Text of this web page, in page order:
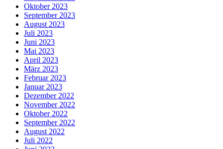
Oktober 2023
September 2023
August 2023
Juli 2023
Juni 2023
Mai 2023
April 2023
März 2023
Februar 2023
Januar 2023
Dezember 2022
November 2022
Oktober 2022
September 2022
August 2022
Juli 2022